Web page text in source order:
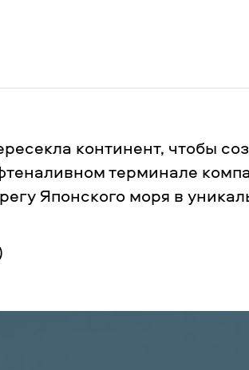
континент, чтобы
терминале
Японского моря в